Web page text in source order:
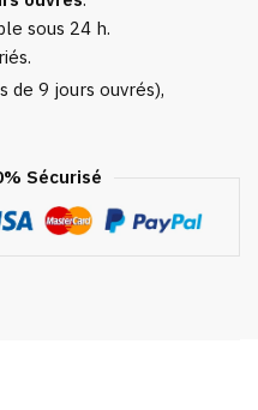
sous 24 h.
de 9 jours ouvrés),
Sécurisé